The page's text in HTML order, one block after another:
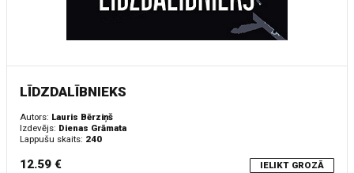
LĪDZDALĪBNIEKS
Autors: Lauris Bērziņš
Izdevējs: Dienas Grāmata
Lappušu skaits: 240
12.59 € IELIKT GROZĀ